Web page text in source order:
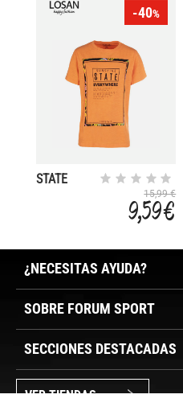
-40%
STATE
15,99 €
9,59 €
¿NECESITAS AYUDA?
SOBRE FORUM SPORT
SECCIONES DESTACADAS
VER TIENDAS